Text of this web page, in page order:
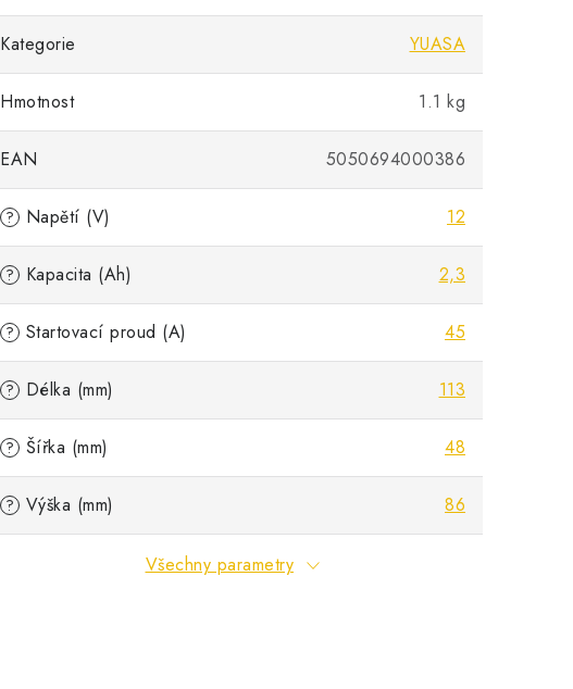
Kategorie YUASA
Hmotnost 1.1 kg
EAN 5050694000386
? Napětí (V) 12
? Kapacita (Ah) 2,3
? Startovací proud (A) 45
? Délka (mm) 113
? Šířka (mm) 48
? Výška (mm) 86
Všechny parametry